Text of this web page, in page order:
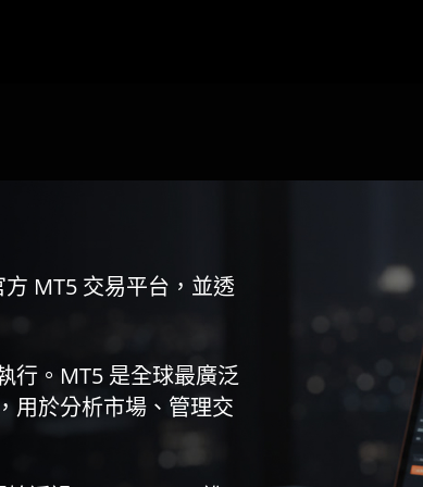
MT5 交易平台，並透
行。MT5 是全球最廣泛
用於分析市場、管理交